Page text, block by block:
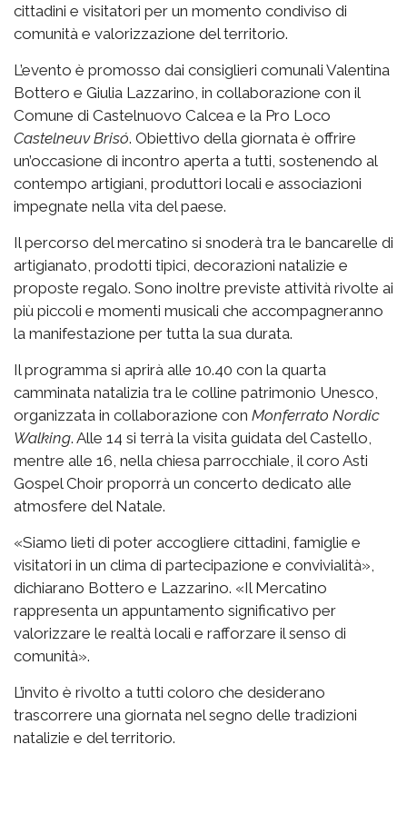
cittadini e visitatori per un momento condiviso di
comunità e valorizzazione del territorio.
L’evento è promosso dai consiglieri comunali Valentina
Bottero e Giulia Lazzarino, in collaborazione con il
Comune di Castelnuovo Calcea e la Pro Loco
Castelneuv Brisó. Obiettivo della giornata è offrire
un’occasione di incontro aperta a tutti, sostenendo al
contempo artigiani, produttori locali e associazioni
impegnate nella vita del paese.
Il percorso del mercatino si snoderà tra le bancarelle di
artigianato, prodotti tipici, decorazioni natalizie e
proposte regalo. Sono inoltre previste attività rivolte ai
più piccoli e momenti musicali che accompagneranno
la manifestazione per tutta la sua durata.
Il programma si aprirà alle 10.40 con la quarta
camminata natalizia tra le colline patrimonio Unesco,
organizzata in collaborazione con Monferrato Nordic
Walking. Alle 14 si terrà la visita guidata del Castello,
mentre alle 16, nella chiesa parrocchiale, il coro Asti
Gospel Choir proporrà un concerto dedicato alle
atmosfere del Natale.
«Siamo lieti di poter accogliere cittadini, famiglie e
visitatori in un clima di partecipazione e convivialità»,
dichiarano Bottero e Lazzarino. «Il Mercatino
rappresenta un appuntamento significativo per
valorizzare le realtà locali e rafforzare il senso di
comunità».
L’invito è rivolto a tutti coloro che desiderano
trascorrere una giornata nel segno delle tradizioni
natalizie e del territorio.